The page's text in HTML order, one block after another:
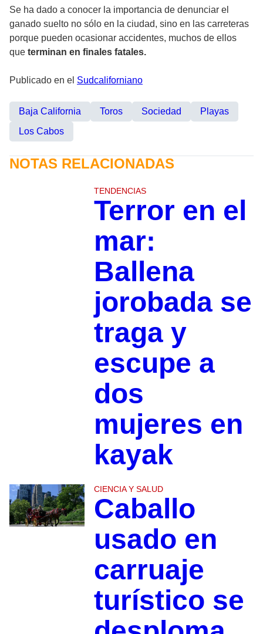
Se ha dado a conocer la importancia de denunciar el
ganado suelto no sólo en la ciudad, sino en las carreteras
porque pueden ocasionar accidentes, muchos de ellos
que terminan en finales fatales.
Publicado en el Sudcaliforniano
Baja California Toros Sociedad
Playas
Los Cabos
NOTAS RELACIONADAS
TENDENCIAS
Terror en el
mar:
Ballena
jorobada se
traga y
escupe a
dos
mujeres en
kayak
CIENCIA Y SALUD
Caballo
usado en
carruaje
turístico se